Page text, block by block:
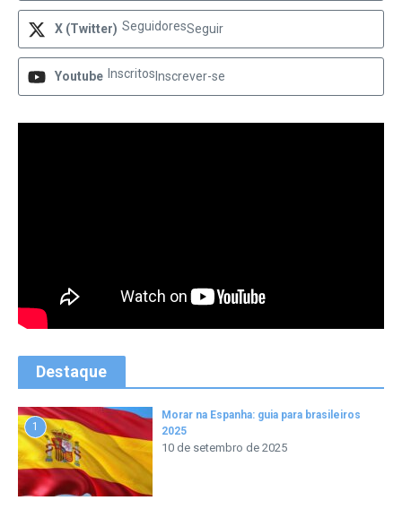
X (Twitter) SeguidoresSeguir
Youtube Inscritos Inscrever-se
Destaque
1
Morar na Espanha: guia para brasileiros
2025
10 de setembro de 2025